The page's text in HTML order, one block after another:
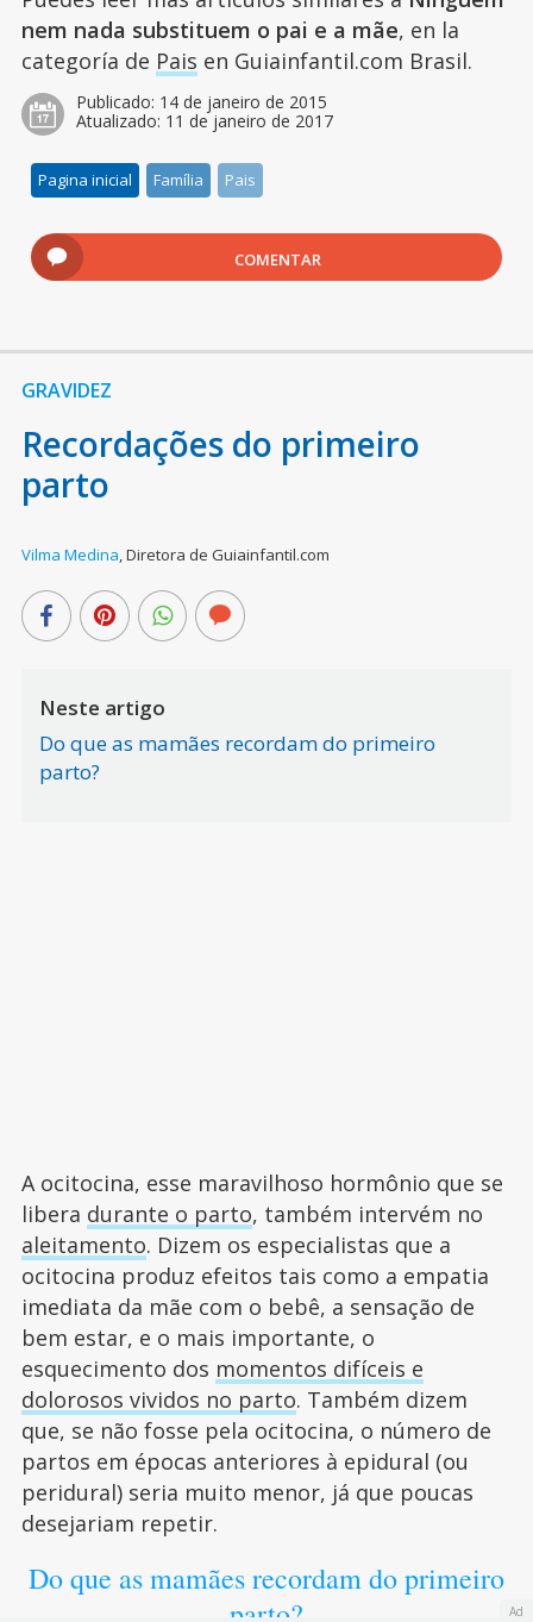
nem nada substituem o pai e a mãe, en la
categoría de Pais en Guiainfantil.com Brasil.
Publicado: 14 de janeiro de 2015
Atualizado: 11 de janeiro de 2017
Pagina inicial Família Pais
COMENTAR
GRAVIDEZ
Recordações do primeiro
parto
Vilma Medina,Diretora de Guiainfantil.com
Neste artigo
Do que as mamães recordam do primeiro
parto?
A ocitocina, esse maravilhoso hormônio que se
libera durante o parto, também intervém no
aleitamento. Dizem os especialistas que a
ocitocina produz efeitos tais como a empatia
imediata da mãe com o bebê, a sensação de
bem estar, e o mais importante, o
esquecimento dos momentos difíceis e
dolorosos vividos no parto. Também dizem
que, se não fosse pela ocitocina, o número de
partos em épocas anteriores à epidural (ou
peridural) seria muito menor, já que poucas
desejariam repetir.
Do que as mamães recordam do primeiro
parto?
Ad